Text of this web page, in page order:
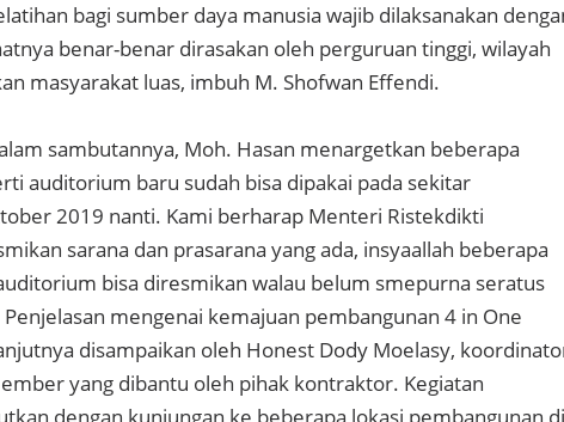
bagi sumber daya manusia wajib dilaksanakan
benar-benar dirasakan oleh perguruan tinggi, wilayah
masyarakat luas, imbuh M. Shofwan Effendi.
sambutannya, Moh. Hasan menargetkan beberapa
auditorium baru sudah bisa dipakai pada sekitar
2019 nanti. Kami berharap Menteri Ristekdikti
sarana dan prasarana yang ada, insyaallah beberapa
bisa diresmikan walau belum smepurna seratus
mengenai kemajuan pembangunan 4 in One
disampaikan oleh Honest Dody Moelasy,
yang dibantu oleh pihak kontraktor. Kegiatan